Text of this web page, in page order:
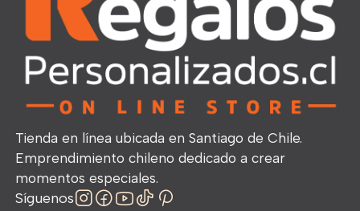
Tienda en línea ubicada en Santiago de Chile.
Emprendimiento chileno dedicado a crear
momentos especiales.
Síguenos